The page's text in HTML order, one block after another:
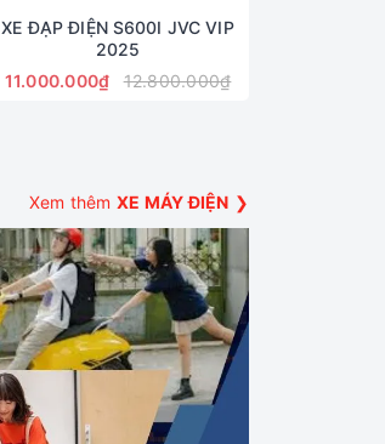
XE ĐẠP ĐIỆN S600I JVC VIP
2025
11.000.000₫
12.800.000₫
Xem thêm XE MÁY ĐIỆN ❯